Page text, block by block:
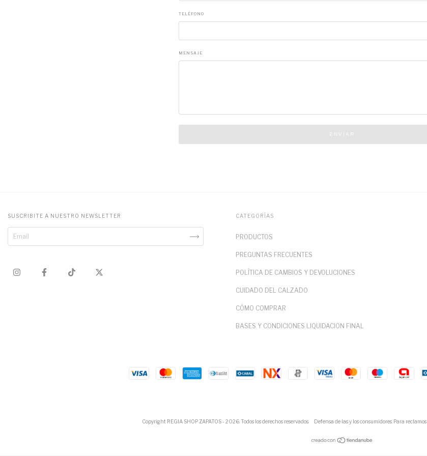
TELÉFONO
MENSAJE
ENVIAR
SUSCRIBITE A NUESTRO NEWSLETTER CATEGORÍAS
PRODUCTOS
PREGUNTAS FRECUENTES
POLÍTICA DE CAMBIOS Y DEVOLUCIONES
CUIDADO DEL CALZADO
CÓMO COMPRAR
BASES Y CONDICIONES LIQUIDACION FINAL
Copyright REGIA SHOP ZAPATOS - 2026. Todos los derechos reservados. Defensa de las y los consumidores. Para reclamos